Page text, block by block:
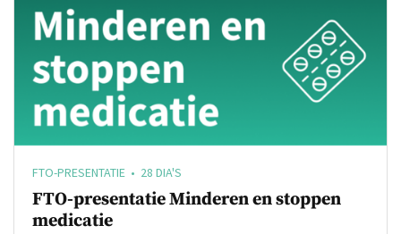
FTO-PRESENTATIE • 28 DIA'S
FTO-presentatie Minderen en stoppen
medicatie